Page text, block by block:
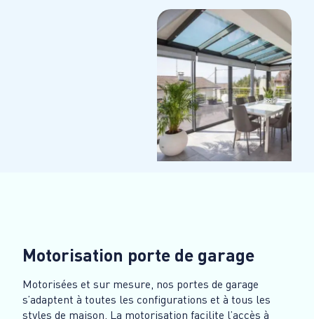
Motorisation porte de garage
Motorisées et sur mesure, nos portes de garage
s’adaptent à toutes les configurations et à tous les
styles de maison. La motorisation facilite l’accès à